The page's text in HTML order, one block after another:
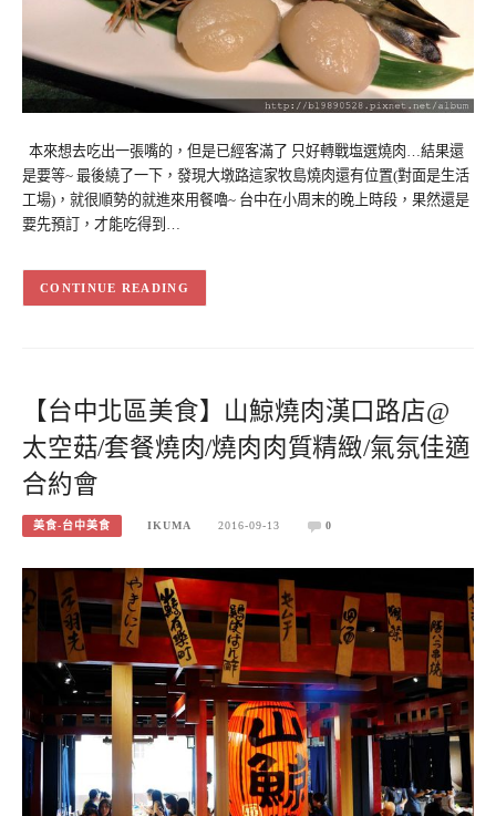
本來想去吃出一張嘴的，但是已經客滿了 只好轉戰塩選燒肉…結果還
是要等~ 最後繞了一下，發現大墩路這家牧島燒肉還有位置(對面是生活
工場)，就很順勢的就進來用餐嚕~ 台中在小周末的晚上時段，果然還是
要先預訂，才能吃得到…
CONTINUE READING
【台中北區美食】山鯨燒肉漢口路店@
太空菇/套餐燒肉/燒肉肉質精緻/氣氛佳適
合約會
美食-台中美食 IKUMA 2016-09-13 0